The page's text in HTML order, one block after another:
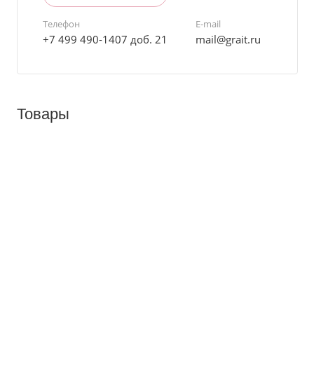
Телефон
+7 499 490-1407 доб. 21
E-mail
mail@grait.ru
Товары